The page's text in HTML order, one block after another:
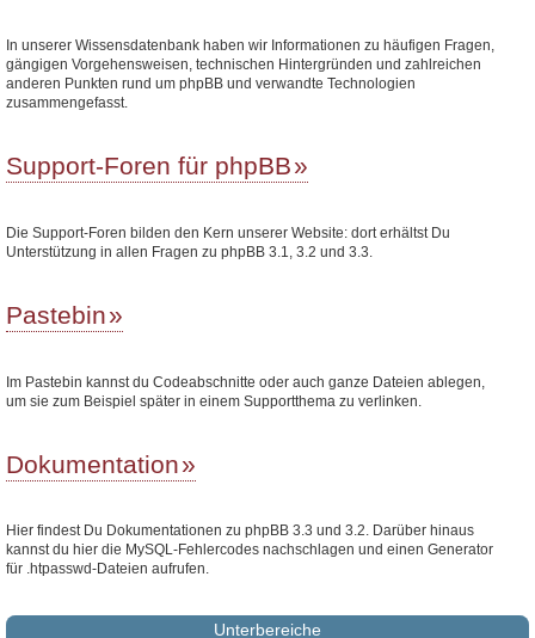
In unserer Wissensdatenbank haben wir Informationen zu häufigen Fragen,
gängigen Vorgehensweisen, technischen Hintergründen und zahlreichen
anderen Punkten rund um phpBB und verwandte Technologien
zusammengefasst.
Support-Foren für phpBB
Die Support-Foren bilden den Kern unserer Website: dort erhältst Du
Unterstützung in allen Fragen zu phpBB 3.1, 3.2 und 3.3.
Pastebin
Im Pastebin kannst du Codeabschnitte oder auch ganze Dateien ablegen,
um sie zum Beispiel später in einem Supportthema zu verlinken.
Dokumentation
Hier findest Du Dokumentationen zu phpBB 3.3 und 3.2. Darüber hinaus
kannst du hier die MySQL-Fehlercodes nachschlagen und einen Generator
für .htpasswd-Dateien aufrufen.
Unterbereiche